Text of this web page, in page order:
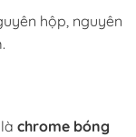
hộp, nguyên
chrome bóng